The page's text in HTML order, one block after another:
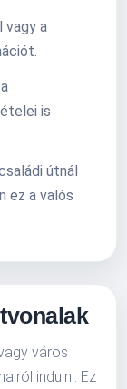
vagy a
is
útnál
ez a valós
város
indulni. Ez